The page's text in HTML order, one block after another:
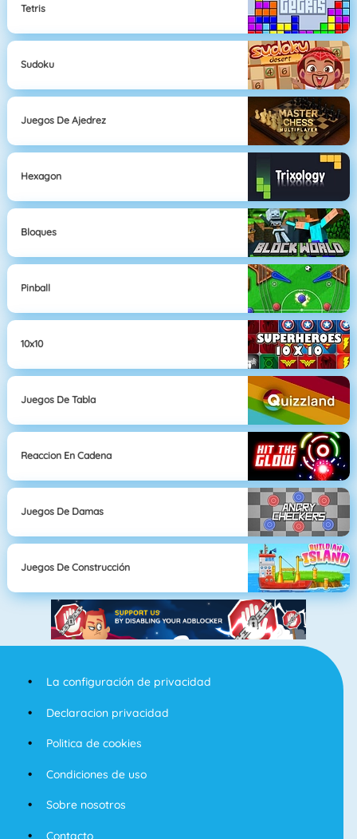
Tetris
Sudoku
Juegos De Ajedrez
Hexagon
Bloques
Pinball
10x10
Juegos De Tabla
Reaccion En Cadena
Juegos De Damas
Juegos De Construcción
La configuración de privacidad
Declaracion privacidad
Politica de cookies
Condiciones de uso
Sobre nosotros
Contacto